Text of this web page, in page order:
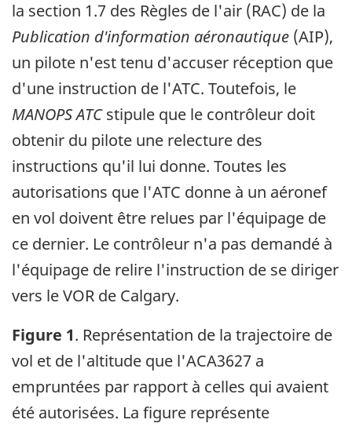
la section 1.7 des Règles de l'air (RAC) de la
Publication d'information aéronautique (AIP),
un pilote n'est tenu d'accuser réception que
d'une instruction de l'ATC. Toutefois, le
MANOPS ATCstipule que le contrôleur doit
obtenir du pilote une relecture des
instructions qu'il lui donne. Toutes les
autorisations que l'ATC donne à un aéronef
en vol doivent être relues par l'équipage de
ce dernier. Le contrôleur n'a pas demandé à
l'équipage de relire l'instruction de se diriger
vers le VOR de Calgary.
Figure 1. Représentation de la trajectoire de
vol et de l'altitude que l'ACA3627 a
empruntées par rapport à celles qui avaient
été autorisées. La figure représente